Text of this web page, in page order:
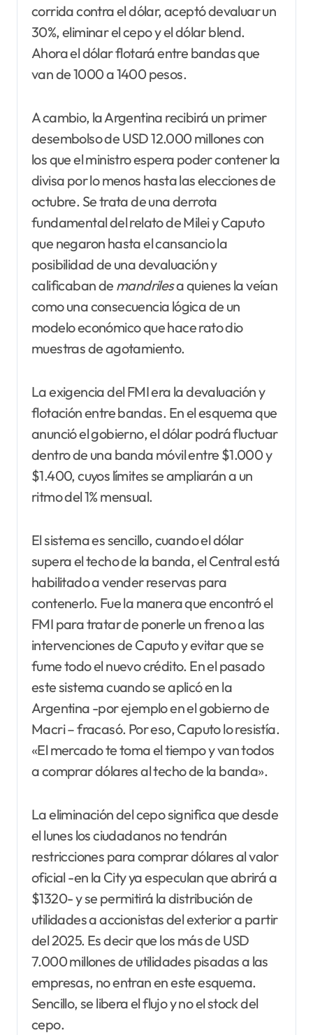
corrida contra el dólar, aceptó devaluar un
30%, eliminar el cepo y el dólar blend.
Ahora el dólar flotará entre bandas que
van de 1000 a 1400 pesos.
A cambio, la Argentina recibirá un primer
desembolso de USD 12.000 millones con
los que el ministro espera poder contener la
divisa por lo menos hasta las elecciones de
octubre. Se trata de una derrota
fundamental del relato de Milei y Caputo
que negaron hasta el cansancio la
posibilidad de una devaluación y
calificaban de mandrilesa quienes la veían
como una consecuencia lógica de un
modelo económico que hace rato dio
muestras de agotamiento.
La exigencia del FMI era la devaluación y
flotación entre bandas. En el esquema que
anunció el gobierno, el dólar podrá fluctuar
dentro de una banda móvil entre $1.000 y
$1.400, cuyos límites se ampliarán a un
ritmo del 1% mensual.
El sistema es sencillo, cuando el dólar
supera el techo de la banda, el Central está
habilitado a vender reservas para
contenerlo. Fue la manera que encontró el
FMI para tratar de ponerle un freno a las
intervenciones de Caputo y evitar que se
fume todo el nuevo crédito. En el pasado
este sistema cuando se aplicó en la
Argentina -por ejemplo en el gobierno de
Macri – fracasó. Por eso, Caputo lo resistía.
«El mercado te toma el tiempo y van todos
a comprar dólares al techo de la banda».
La eliminación del cepo significa que desde
el lunes los ciudadanos no tendrán
restricciones para comprar dólares al valor
oficial -en la City ya especulan que abrirá a
$1320- y se permitirá la distribución de
utilidades a accionistas del exterior a partir
del 2025. Es decir que los más de USD
7.000 millones de utilidades pisadas a las
empresas, no entran en este esquema.
Sencillo, se libera el flujo y no el stock del
cepo.